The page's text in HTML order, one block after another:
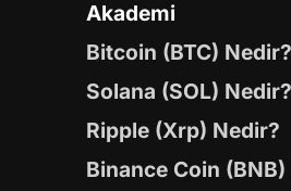
Akademi
Bitcoin (BTC) Nedir?
Solana (SOL) Nedir?
Ripple (Xrp) Nedir?
Binance Coin